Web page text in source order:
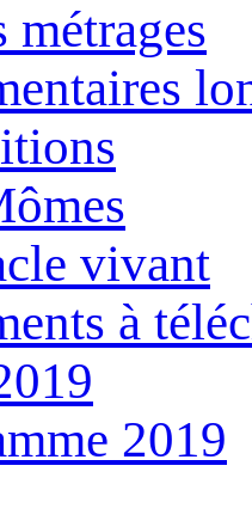
métrages
vivant
à
2019